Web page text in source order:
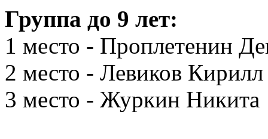
Группа до 9 лет:
1 место - Проплетенин
2 место - Левиков Кирилл
3 место - Журкин Никита